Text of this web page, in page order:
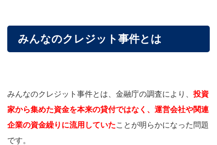
みんなのクレジット事件とは
みんなのクレジット事件とは、金融庁の調査により、投資
家から集めた資金を本来の貸付ではなく、運営会社や関連
企業の資金繰りに流用していたことが明らかになった問題
です。